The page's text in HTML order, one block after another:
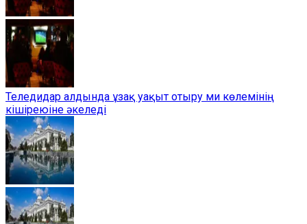
Теледидар алдында ұзақ уақыт отыру ми көлемінің
кішіреюіне әкеледі